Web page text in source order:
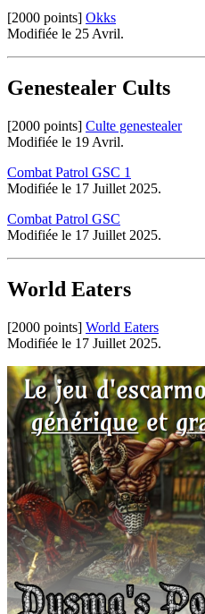
[2000 points] Okks
Modifiée le 25 Avril.
Genestealer Cults
[2000 points] Culte genestealer
Modifiée le 19 Avril.
Combat Patrol GSC 1
Modifiée le 17 Juillet 2025.
Combat Patrol GSC
Modifiée le 17 Juillet 2025.
World Eaters
[2000 points] World Eaters
Modifiée le 17 Juillet 2025.